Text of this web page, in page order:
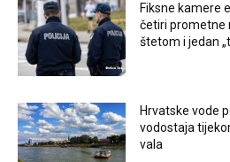
Fiksne kamere
četiri prometne
štetom i jedan
Hrvatske vode
vodostaja
vala